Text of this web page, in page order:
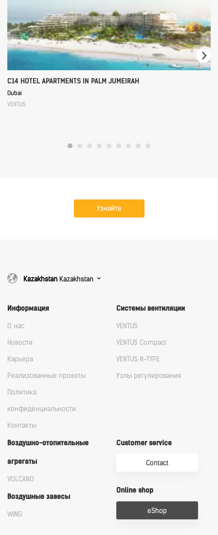
C14 HOTEL APARTMENTS IN PALM JUMEIRAH
Dubai
VENTUS
Узнайте
Kazakhstan Kazakhstan
Информация
О нас
Новости
Карьера
Реализованные проекты
Политика
конфиденциальности
Контакты
Системы вентиляции
VENTUS
VENTUS Compact
VENTUS N-TYPE
Узлы регулирования
Воздушно-отопительные
агрегаты
VOLCANO
Воздушные завесы
WING
Customer service
Contact
Online shop
eShop